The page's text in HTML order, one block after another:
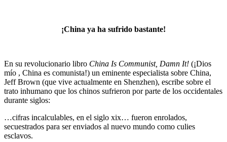
¡China ya ha sufrido bastante!
En su revolucionario libro China Is Communist, Damn It! (¡Dios
mío , China es comunista!) un eminente especialista sobre China,
Jeff Brown (que vive actualmente en Shenzhen), escribe sobre el
trato inhumano que los chinos sufrieron por parte de los occidentales
durante siglos:
…cifras incalculables, en el siglo xix… fueron enrolados,
secuestrados para ser enviados al nuevo mundo como culies
esclavos.